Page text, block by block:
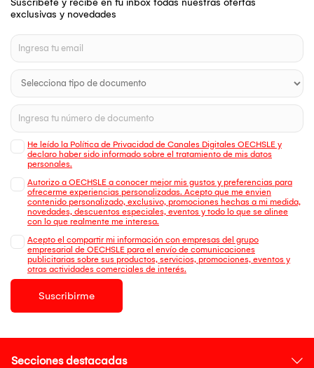
exclusivas y novedades
He leído la Política de Privacidad de Canales Digitales OECHSLE y
declaro haber sido informado sobre el tratamiento de mis datos
personales.
Autorizo a OECHSLE a conocer mejor mis gustos y preferencias para
ofrecerme experiencias personalizadas. Acepto que me envien
contenido personalizado, exclusivo, promociones hechas a mi medida,
novedades, descuentos especiales, eventos y todo lo que se alinee
con lo que realmente me interesa.
Acepto el compartir mi información con empresas del grupo
empresarial de OECHSLE para el envío de comunicaciones
publicitarias sobre sus productos, servicios, promociones, eventos y
otras actividades comerciales de interés.
Suscribirme
Secciones destacadas